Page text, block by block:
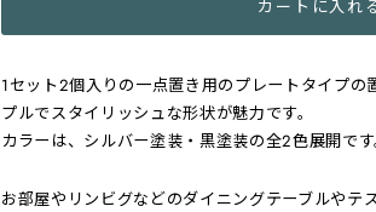
カートに入れ
1セット2個入りの一点置き用のプレートタイプ
プルでスタイリッシュな形状が魅力です。
カラーは、シルバー塗装・黒塗装の全2色展開です
お部屋やリンビグなどのダイニングテーブルやテ